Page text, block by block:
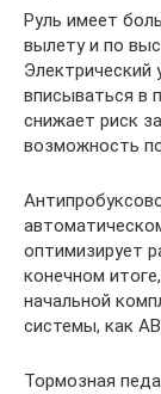
Руль имеет
вылету и по
Электрический
вписываться в
снижает риск
возможность
оптимизирует
конечном
начальной
системы, как
Тормозная